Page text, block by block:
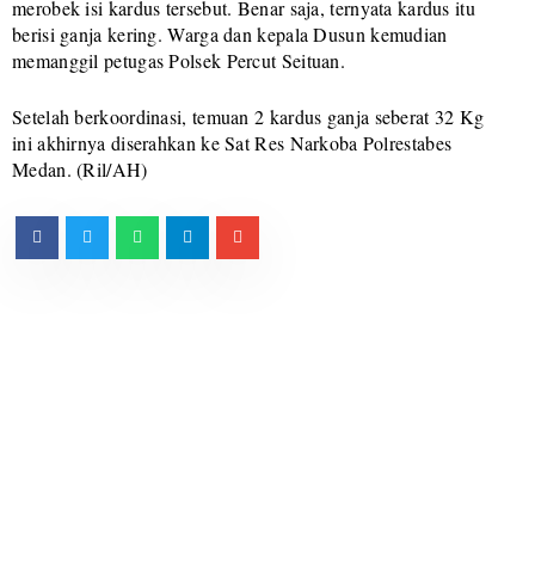
merobek isi kardus tersebut. Benar saja, ternyata kardus itu
berisi ganja kering. Warga dan kepala Dusun kemudian
memanggil petugas Polsek Percut Seituan.
Setelah berkoordinasi, temuan 2 kardus ganja seberat 32 Kg
ini akhirnya diserahkan ke Sat Res Narkoba Polrestabes
Medan. (Ril/AH)